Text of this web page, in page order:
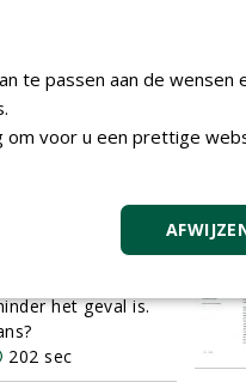
zodat de
verbeteren.
dog op de golfbaan
het geval is.
202 sec
te passen aan de wensen
om voor u een prettige